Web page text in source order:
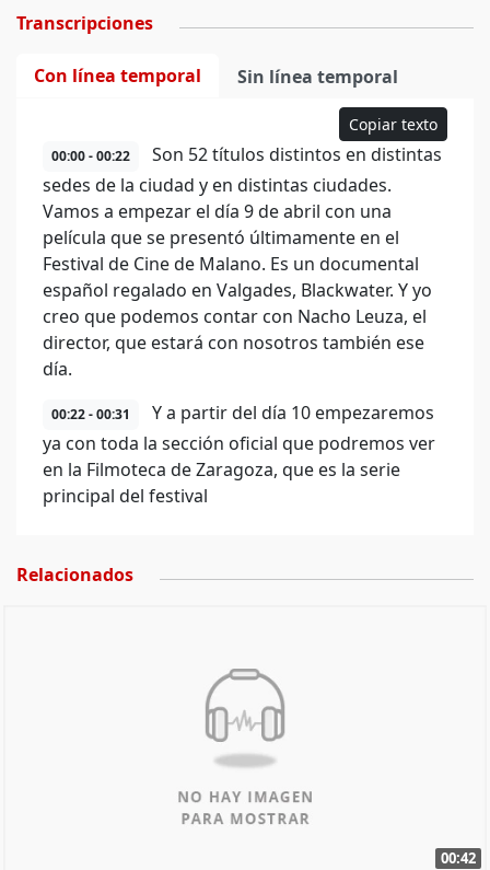
Transcripciones
Con línea temporal Sin línea temporal
Copiar texto
00:00 - 00:22
Son 52 títulos distintos en distintas
sedes de la ciudad y en distintas ciudades.
Vamos a empezar el día 9 de abril con una
película que se presentó últimamente en el
Festival de Cine de Malano. Es un documental
español regalado en Valgades, Blackwater. Y yo
creo que podemos contar con Nacho Leuza, el
director, que estará con nosotros también ese
día.
00:22 - 00:31
Y a partir del día 10 empezaremos
ya con toda la sección oficial que podremos ver
en la Filmoteca de Zaragoza, que es la serie
principal del festival
Relacionados
00:42